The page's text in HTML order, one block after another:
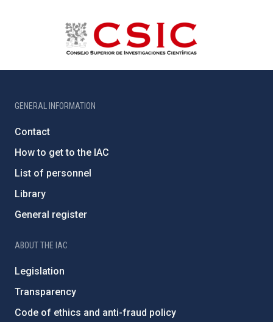
GENERAL INFORMATION
Contact
How to get to the IAC
List of personnel
Library
General register
ABOUT THE IAC
Legislation
Transparency
Code of ethics and anti-fraud policy